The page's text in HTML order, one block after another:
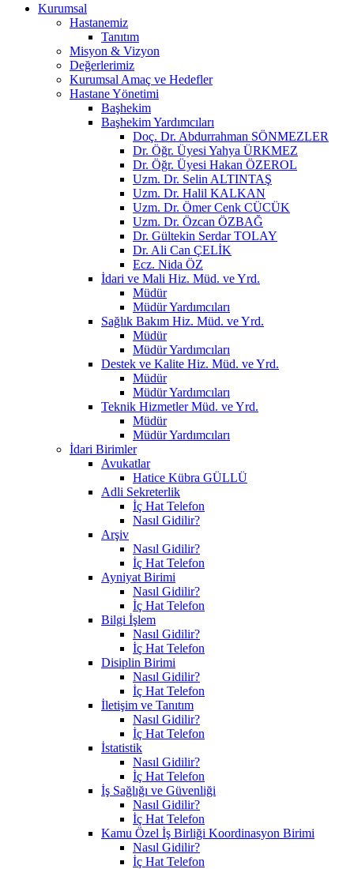
Kurumsal
Hastanemiz
Tanıtım
Misyon & Vizyon
Değerlerimiz
Kurumsal Amaç ve Hedefler
Hastane Yönetimi
Başhekim
Başhekim Yardımcıları
Doç. Dr. Abdurrahman SÖNMEZLER
Dr. Öğr. Üyesi Yahya ÜRKMEZ
Dr. Öğr. Üyesi Hakan ÖZEROL
Uzm. Dr. Selin ALTINTAŞ
Uzm. Dr. Halil KALKAN
Uzm. Dr. Ömer Cenk CÜCÜK
Uzm. Dr. Özcan ÖZBAĞ
Dr. Gültekin Serdar TOLAY
Dr. Ali Can ÇELİK
Ecz. Nida ÖZ
İdari ve Mali Hiz. Müd. ve Yrd.
Müdür
Müdür Yardımcıları
Sağlık Bakım Hiz. Müd. ve Yrd.
Müdür
Müdür Yardımcıları
Destek ve Kalite Hiz. Müd. ve Yrd.
Müdür
Müdür Yardımcıları
Teknik Hizmetler Müd. ve Yrd.
Müdür
Müdür Yardımcıları
İdari Birimler
Avukatlar
Hatice Kübra GÜLLÜ
Adli Sekreterlik
İç Hat Telefon
Nasıl Gidilir?
Arşiv
Nasıl Gidilir?
İç Hat Telefon
Ayniyat Birimi
Nasıl Gidilir?
İç Hat Telefon
Bilgi İşlem
Nasıl Gidilir?
İç Hat Telefon
Disiplin Birimi
Nasıl Gidilir?
İç Hat Telefon
İletişim ve Tanıtım
Nasıl Gidilir?
İç Hat Telefon
İstatistik
Nasıl Gidilir?
İç Hat Telefon
İş Sağlığı ve Güvenliği
Nasıl Gidilir?
İç Hat Telefon
Kamu Özel İş Birliği Koordinasyon Birimi
Nasıl Gidilir?
İç Hat Telefon